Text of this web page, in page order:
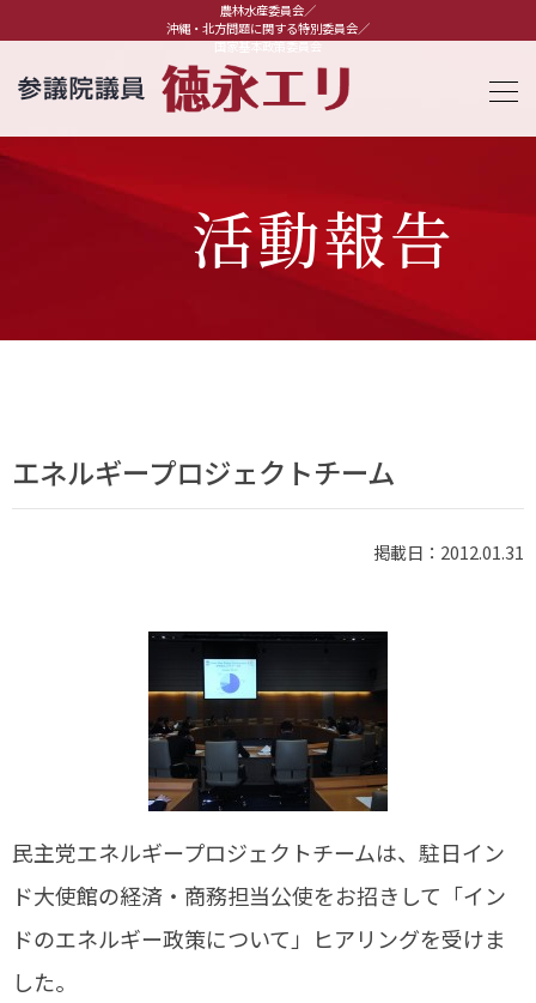
農林水産委員会／
沖縄・北方問題に関する特別委員会／
国家基本政策委員会
活動報告
エネルギープロジェクトチーム
掲載日：2012.01.31
民主党エネルギープロジェクトチームは、駐日イン
ド大使館の経済・商務担当公使をお招きして「イン
ドのエネルギー政策について」ヒアリングを受けま
した。